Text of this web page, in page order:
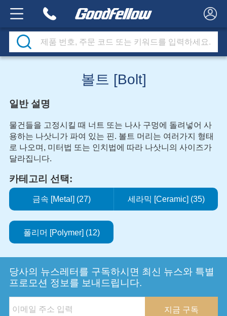
볼트 [Bolt]
일반 설명
물건들을 고정시킬 때 너트 또는 나사 구멍에 돌려넣어 사
용하는 나삿니가 파여 있는 핀. 볼트 머리는 여러가지 형태
로 나오며, 미터법 또는 인치법에 따라 나삿니의 사이즈가
달라집니다.
카테고리 선택:
금속 [Metal] (27) 세라믹 [Ceramic] (35)
폴리머 [Polymer] (12)
당사의 뉴스레터를 구독하시면 최신 뉴스와 특별
프로모션 정보를 보내드립니다.
지금 구독